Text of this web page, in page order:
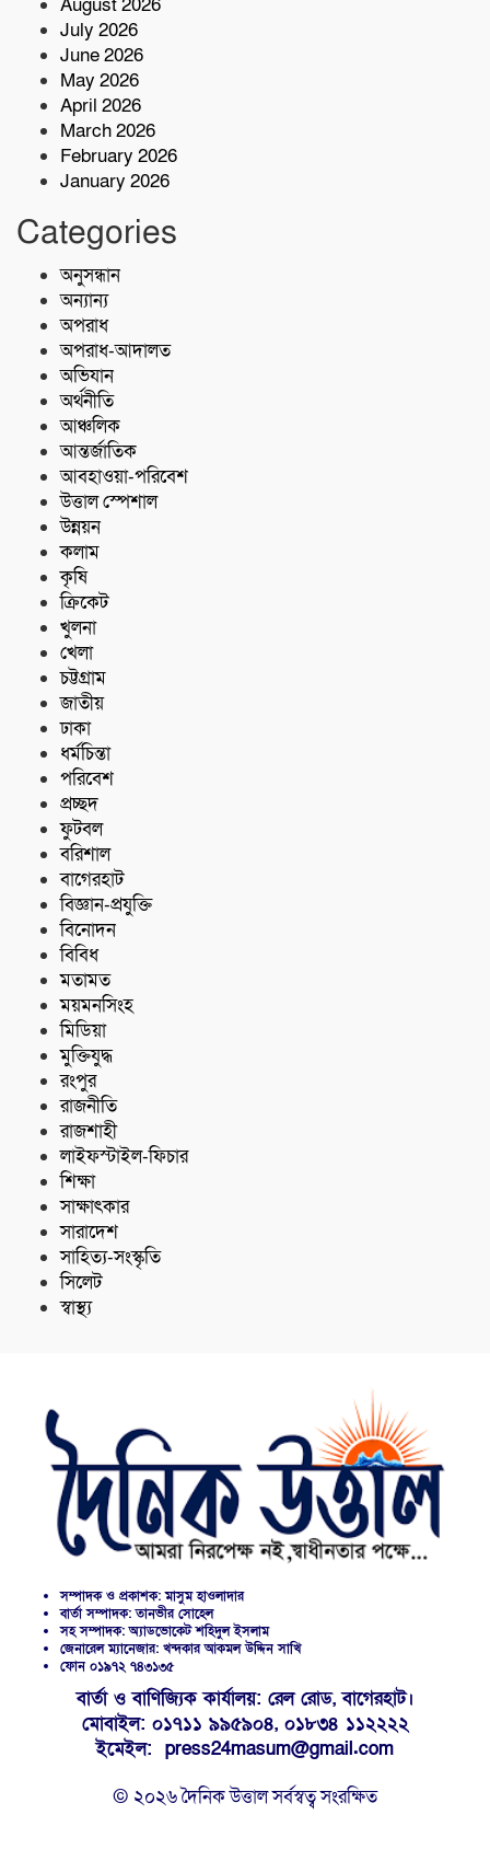
শরণখোলায় মাদকবিরোধী সাঁড়াশি অভিযান
August 2026
July 2026
June 2026
May 2026
April 2026
March 2026
February 2026
January 2026
Categories
অনুসন্ধান
অন্যান্য
অপরাধ
অপরাধ-আদালত
অভিযান
অর্থনীতি
আঞ্চলিক
আন্তর্জাতিক
আবহাওয়া-পরিবেশ
উত্তাল স্পেশাল
উন্নয়ন
কলাম
কৃষি
ক্রিকেট
খুলনা
খেলা
চট্টগ্রাম
জাতীয়
ঢাকা
ধর্মচিন্তা
পরিবেশ
প্রচ্ছদ
ফুটবল
বরিশাল
বাগেরহাট
বিজ্ঞান-প্রযুক্তি
বিনোদন
বিবিধ
মতামত
ময়মনসিংহ
মিডিয়া
মুক্তিযুদ্ধ
রংপুর
রাজনীতি
রাজশাহী
লাইফস্টাইল-ফিচার
শিক্ষা
সাক্ষাৎকার
সারাদেশ
সাহিত্য-সংস্কৃতি
সিলেট
স্বাস্থ্য
সম্পাদক ও প্রকাশক: মাসুম হাওলাদার
বার্তা সম্পাদক: তানভীর সোহেল
সহ সম্পাদক: অ্যাডভোকেট শহিদুল ইসলাম
জেনারেল ম্যানেজার: খন্দকার আকমল উদ্দিন সাখি
ফোন ০১৯৭২ ৭৪৩১৩৫
বার্তা ও বাণিজ্যিক কার্যালয়: রেল রোড, বাগেরহাট।
মোবাইল: ০১৭১১ ৯৯৫৯০৪, ০১৮৩৪ ১১২২২২
ইমেইল: press24masum@gmail.com
© ২০২৬ দৈনিক উত্তাল সর্বস্বত্ব সংরক্ষিত